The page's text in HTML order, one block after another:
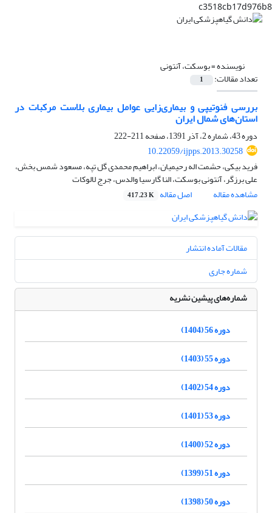
c3518cb17d976b8
نویسنده =بوسکت، آنتونی
تعداد مقالات: 1
بررسی فنوتیپی و بیماری‌زایی عوامل بیماری بلاست مرکبات در
استان‌های شمال ایران
دوره 43، شماره 2، آذر 1391، صفحه
211-222
10.22059/ijpps.2013.30258
فرید بیکی، حشمت اله رحیمیان، ابراهیم محمدی گل تپه، مسعود شمس بخش،
علی برزگر، آنتونی بوسکت، النا گارسیا والدس، جرج لالوکات
مشاهده مقاله
اصل مقاله 417.23 K
مقالات آماده انتشار
شماره جاری
شماره‌های پیشین نشریه
دوره 56 (1404)
دوره 55 (1403)
دوره 54 (1402)
دوره 53 (1401)
دوره 52 (1400)
دوره 51 (1399)
دوره 50 (1398)